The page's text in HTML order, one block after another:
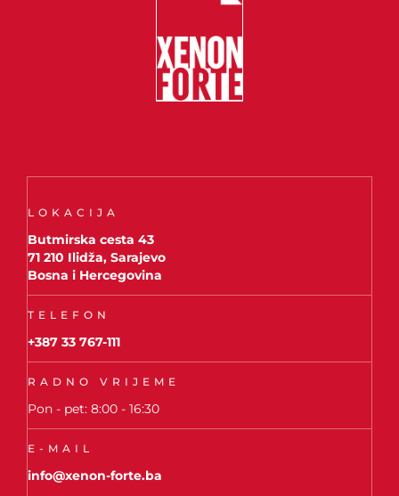
LOKACIJA
Butmirska cesta 43
71 210 Ilidža, Sarajevo
Bosna i Hercegovina
TELEFON
+387 33 767-111
RADNO VRIJEME
Pon - pet: 8:00 - 16:30
E-MAIL
info@xenon-forte.ba